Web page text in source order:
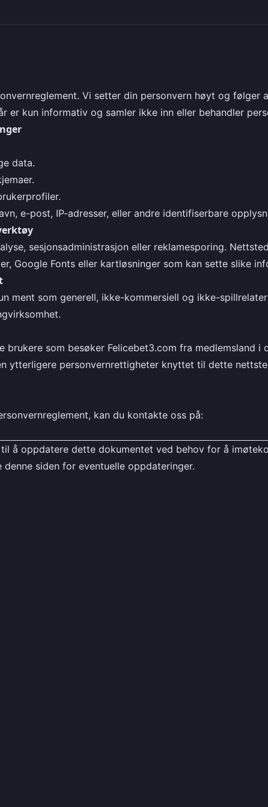
Vi setter din personvern høyt og følger
er kun informativ og samler ikke inn eller behandler
data.
e-post, IP-adresser, eller andre identifiserbare
sesjonsadministrasjon eller reklamesporing.
Google Fonts eller kartløsninger som kan sette slike
ment som generell, ikke-kommersiell og ikke-
brukere som besøker Felicebet3.com fra medlemsland i
ytterligere personvernrettigheter knyttet til dette
kan du kontakte oss på:
å oppdatere dette dokumentet ved behov for å
siden for eventuelle oppdateringer.